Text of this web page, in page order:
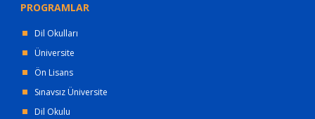
PROGRAMLAR
Dil Okulları
Üniversite
Ön Lisans
Sınavsız Üniversite
Dil Okulu